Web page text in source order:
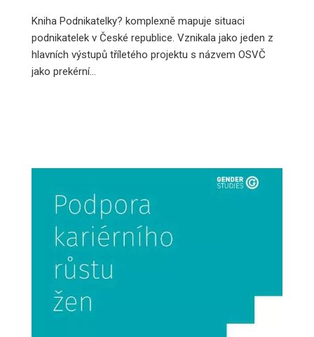
Kniha Podnikatelky? komplexně mapuje situaci
podnikatelek v České republice. Vznikala jako jeden z
hlavních výstupů tříletého projektu s názvem OSVČ
jako prekérní…